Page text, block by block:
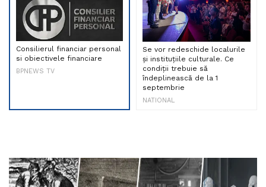
Consilierul financiar personal
si obiectivele financiare
BPNEWS TV
Se vor redeschide localurile
și instituțiile culturale. Ce
condiții trebuie să
îndeplinească de la 1
septembrie
NATIONAL